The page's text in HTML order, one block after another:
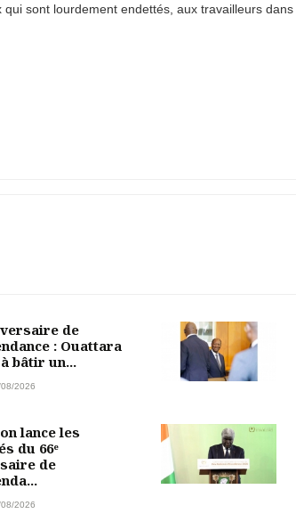
qui sont lourdement endettés, aux travailleurs
de
: Ouattara
bâtir un...
2026
lance les
du 66ᵉ
de
2026